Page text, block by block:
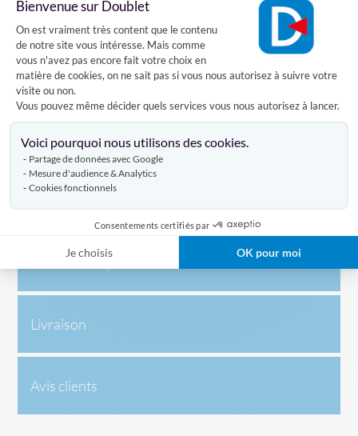
Bienvenue sur Doublet
Plateforme de Gestion du
On est vraiment très content que le contenu
de notre site vous intéresse. Mais comme
vous n'avez pas encore fait votre choix en
matière de cookies, on ne sait pas si vous nous autorisez à suivre votre
visite ou non.
Vous pouvez même décider quels services vous nous autorisez à lancer.
Voici pourquoi nous utilisons des cookies.
Partage de données avec Google
Mesure d'audience & Analytics
Cookies fonctionnels
Consentements certifiés par
Je choisis OK pour moi
de 60 km/h de vent (Force 8).
Pourquoi choisir un mât antivol ?
Le mât antivol est un mât dont la drisse passe à l'intérieur.
Celle-ci n'est donc pas accessible depuis l'extérieur. Au lieu
d'un arrêtoir, le mât dispose d'un boîtier antivol avec clés.
avec celle-ci pour faire descendre ou monter le pavillon
pour le hisser / le renouveler en toute facilité.
Autre avantage du système antivol : celui-ci sert également
d'antibruit en cas de vent car la drisse n'est pas située à
Caractéristiques
Livraison
Avis clients